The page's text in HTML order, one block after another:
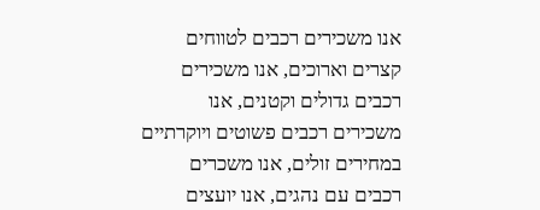
אנו משכירים רכבים לטווחים
קצרים וארוכים, אנו משכירים
רכבים גדולים וקטנים, אנו
משכירים רכבים פשוטים ויוקרתיים
במחירים זולים, אנו משכרים
רכבים עם נהגים, אנו יועצים